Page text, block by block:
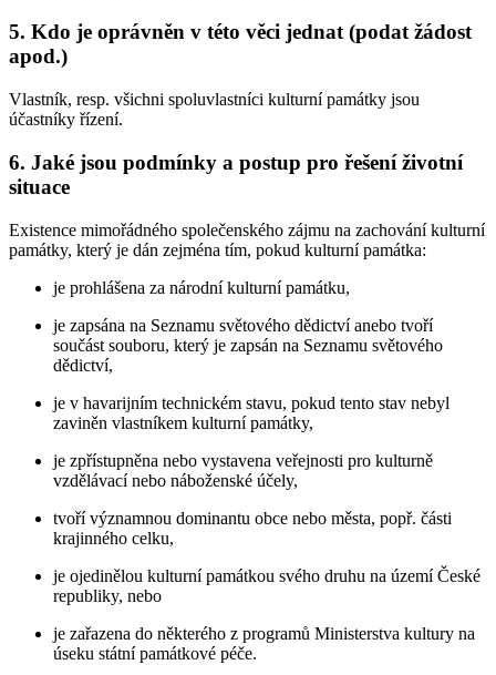
5. Kdo je oprávněn v této věci jednat (podat žádost
apod.)
Vlastník, resp. všichni spoluvlastníci kulturní památky jsou
účastníky řízení.
6. Jaké jsou podmínky a postup pro řešení životní
situace
Existence mimořádného společenského zájmu na zachování kulturní
památky, který je dán zejména tím, pokud kulturní památka:
je prohlášena za národní kulturní památku,
je zapsána na Seznamu světového dědictví anebo tvoří
součást souboru, který je zapsán na Seznamu světového
dědictví,
je v havarijním technickém stavu, pokud tento stav nebyl
zaviněn vlastníkem kulturní památky,
je zpřístupněna nebo vystavena veřejnosti pro kulturně
vzdělávací nebo náboženské účely,
tvoří významnou dominantu obce nebo města, popř. části
krajinného celku,
je ojedinělou kulturní památkou svého druhu na území České
republiky, nebo
je zařazena do některého z programů Ministerstva kultury na
úseku státní památkové péče.